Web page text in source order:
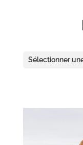
Sélectionner